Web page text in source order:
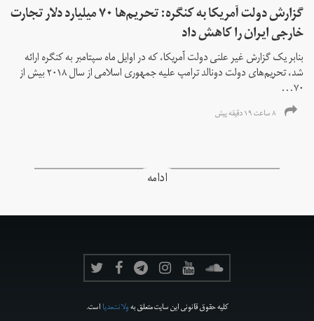
گزارش دولت آمریکا به کنگره: تحریم‌ها ۷۰ میلیارد دلار تجارت
خارجی ایران را کاهش داد
بنابر یک گزارش غیر علنی دولت آمریکا، که در اوایل ماه سپتامبر به کنگره ارائه
شد، تحریم‌های دولت دونالد ترامپ علیه جمهوری اسلامی از سال ۲۰۱۸ بیش از
۷۰...
۸ ساعت ۱۹ دقیقه پیش
ادامه
کلیه حقوق قانونی این سایت متعلق بهولانت‌مدیااست.